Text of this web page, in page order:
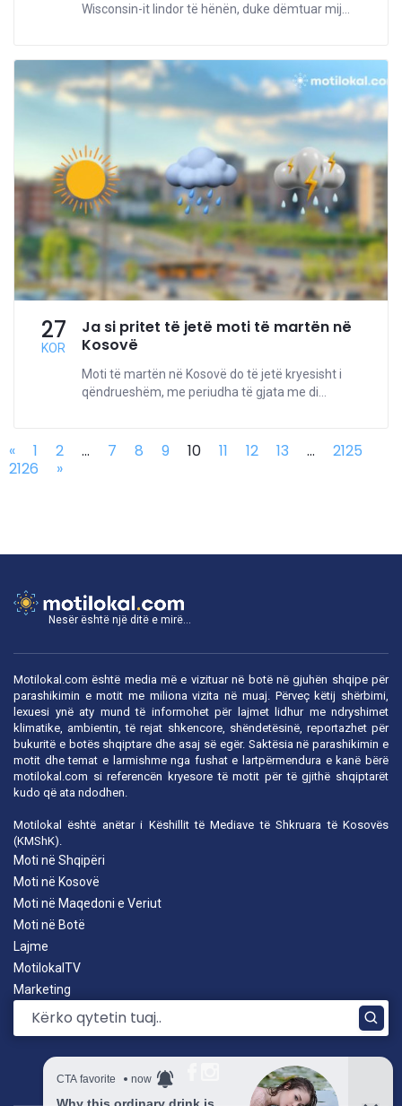
Wisconsin-it lindor të hënën, duke dëmtuar mij...
27
KOR
Ja si pritet të jetë moti të martën në
Kosovë
Moti të martën në Kosovë do të jetë kryesisht i
qëndrueshëm, me periudha të gjata me di...
« 1 2 ... 7 8 9 10 11 12 13 ...
2125
2126
»
Nesër është një ditë e mirë...
Motilokal.com është media më e vizituar në botë në gjuhën shqipe për
parashikimin e motit me miliona vizita në muaj. Përveç këtij shërbimi,
lexuesi ynë aty mund të informohet për lajmet lidhur me ndryshimet
klimatike, ambientin, të rejat shkencore, shëndetësinë, reportazhet për
bukuritë e botës shqiptare dhe asaj së egër. Saktësia në parashikimin e
motit dhe temat e larmishme nga fushat e lartpërmendura e kanë bërë
motilokal.com si referencën kryesore të motit për të gjithë shqiptarët
kudo që ata ndodhen.
Motilokal është anëtar i Këshillit të Mediave të Shkruara të Kosovës
(KMShK).
Moti në Shqipëri
Moti në Kosovë
Moti në Maqedoni e Veriut
Moti në Botë
Lajme
MotilokalTV
Marketing